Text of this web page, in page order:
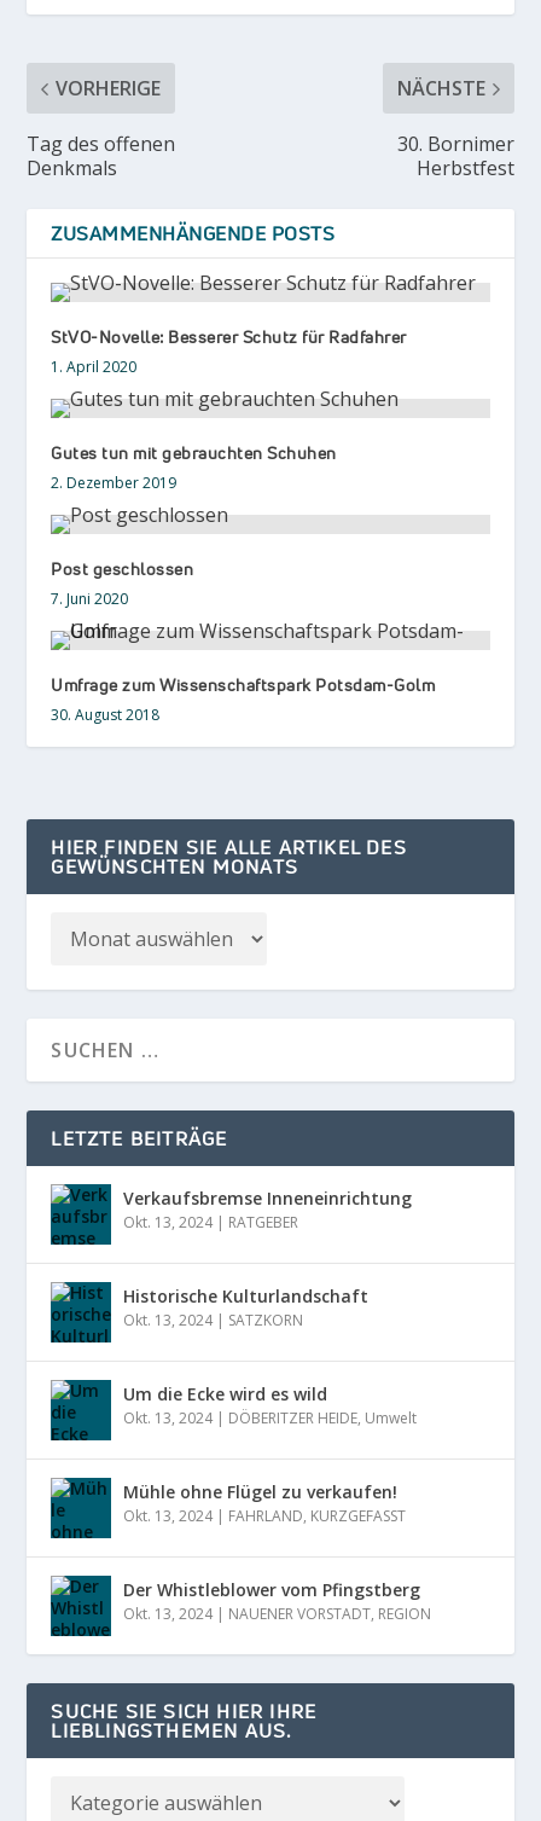
VORHERIGE
Tag des offenen
Denkmals
NÄCHSTE
30. Bornimer
Herbstfest
ZUSAMMENHÄNGENDE POSTS
StVO-Novelle: Besserer Schutz für Radfahrer
1. April 2020
Gutes tun mit gebrauchten Schuhen
2. Dezember 2019
Post geschlossen
7. Juni 2020
Umfrage zum Wissenschaftspark Potsdam-Golm
30. August 2018
HIER FINDEN SIE ALLE ARTIKEL DES
GEWÜNSCHTEN MONATS
LETZTE BEITRÄGE
Verkaufsbremse Inneneinrichtung
Okt. 13, 2024| RATGEBER
Historische Kulturlandschaft
Okt. 13, 2024| SATZKORN
Um die Ecke wird es wild
Okt. 13, 2024| DÖBERITZER HEIDE, Umwelt
Mühle ohne Flügel zu verkaufen!
Okt. 13, 2024| FAHRLAND, KURZGEFASST
Der Whistleblower vom Pfingstberg
Okt. 13, 2024| NAUENER VORSTADT, REGION
SUCHE SIE SICH HIER IHRE
LIEBLINGSTHEMEN AUS.